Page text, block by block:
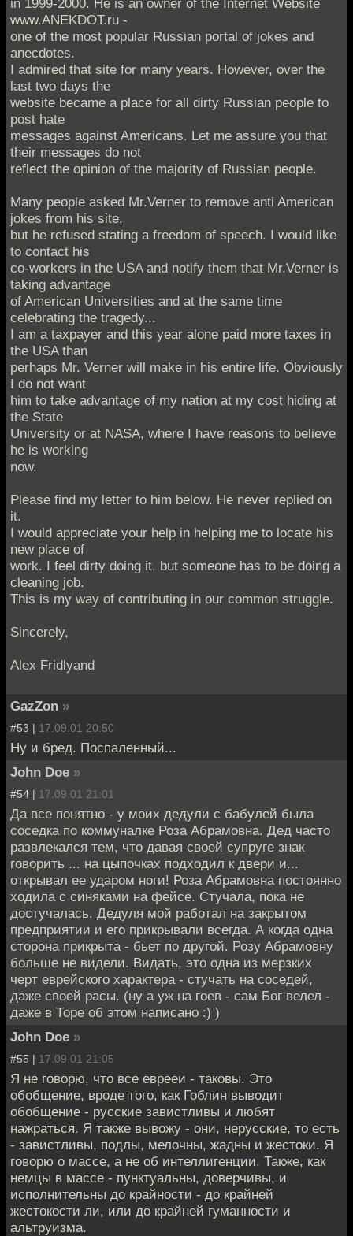
www.ANEKDOT.ru -
one of the most popular Russian portal of jokes and
anecdotes.
I admired that site for many years. However, over the
last two days the
website became a place for all dirty Russian people to
post hate
messages against Americans. Let me assure you that
their messages do not
reflect the opinion of the majority of Russian people.
Many people asked Mr.Verner to remove anti American
jokes from his site,
but he refused stating a freedom of speech. I would like
to contact his
co-workers in the USA and notify them that Mr.Verner is
taking advantage
of American Universities and at the same time
celebrating the tragedy...
I am a taxpayer and this year alone paid more taxes in
the USA than
perhaps Mr. Verner will make in his entire life. Obviously
I do not want
him to take advantage of my nation at my cost hiding at
the State
University or at NASA, where I have reasons to believe
he is working
now.
Please find my letter to him below. He never replied on
it.
I would appreciate your help in helping me to locate his
new place of
work. I feel dirty doing it, but someone has to be doing a
cleaning job.
This is my way of contributing in our common struggle.
Sincerely,
Alex Fridlyand
GazZon »
#53 | 17.09.01 20:50
Ну и бред. Поспаленный...
John Doe »
#54 | 17.09.01 21:01
Да все понятно - у моих дедули с бабулей была
соседка по коммуналке Роза Абрамовна. Дед часто
развлекался тем, что давая своей супруге знак
говорить ... на цыпочках подходил к двери и...
открывал ее ударом ноги! Роза Абрамовна постоянно
ходила с синяками на фейсе. Стучала, пока не
достучалась. Дедуля мой работал на закрытом
предприятии и его прикрывали всегда. А когда одна
сторона прикрыта - бьет по другой. Розу Абрамовну
больше не видели. Видать, это одна из мерзких
черт еврейского характера - стучать на соседей,
даже своей расы. (ну а уж на гоев - сам Бог велел -
даже в Торе об этом написано :) )
John Doe »
#55 | 17.09.01 21:05
Я не говорю, что все еврееи - таковы. Это
обобщение, вроде того, как Гоблин выводит
обобщение - русские завистливы и любят
нажраться. Я также вывожу - они, нерусские, то есть
- завистливы, подлы, мелочны, жадны и жестоки. Я
говорю о массе, а не об интеллигенции. Также, как
немцы в массе - пунктуальны, доверчивы, и
исполнительны до крайности - до крайней
жестокости ли, или до крайней гуманности и
альтруизма.